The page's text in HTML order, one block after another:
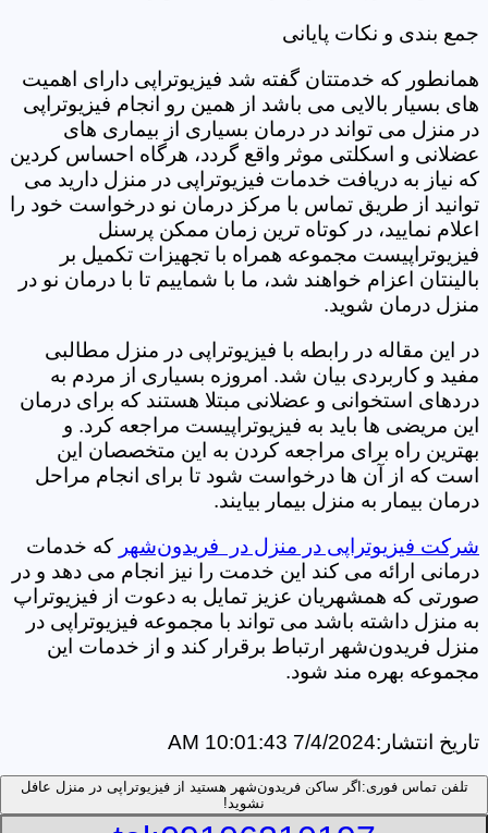
جمع بندی و نکات پایانی
همانطور که خدمتتان گفته شد فیزیوتراپی دارای اهمیت
های بسیار بالایی می باشد از همین رو انجام فیزیوتراپی
در منزل می تواند در درمان بسیاری از بیماری های
عضلانی و اسکلتی موثر واقع گردد، هرگاه احساس کردین
که نیاز به دریافت خدمات فیزیوتراپی در منزل دارید می
توانید از طریق تماس با مرکز درمان نو درخواست خود را
اعلام نمایید، در کوتاه ترین زمان ممکن پرسنل
فیزیوتراپیست مجموعه همراه با تجهیزات تکمیل بر
بالینتان اعزام خواهند شد، ما با شماییم تا با درمان نو در
منزل درمان شوید.
در این مقاله در رابطه با فیزیوتراپی در منزل مطالبی
مفید و کاربردی بیان شد. امروزه بسیاری از مردم به
دردهای استخوانی و عضلانی مبتلا هستند که برای درمان
این مریضی ها باید به فیزیوتراپیست مراجعه کرد. و
بهترین راه برای مراجعه کردن به این متخصصان این
است که از آن ها درخواست شود تا برای انجام مراحل
درمان بیمار به منزل بیمار بیایند.
شرکت فیزیوتراپی در منزل در فریدون‌شهر که خدمات
درمانی ارائه می کند این خدمت را نیز انجام می دهد و در
صورتی که همشهریان عزیز تمایل به دعوت از فیزیوتراپ
به منزل داشته باشد می تواند با مجموعه فیزیوتراپی در
منزل فریدون‌شهر ارتباط برقرار کند و از خدمات این
مجموعه بهره مند شود.
تاریخ انتشار:7/4/2024 10:01:43 AM
تلفن تماس فوری: اگر ساکن فریدون‌شهر هستید از فیزیوتراپی در منزل عافل
نشوید!